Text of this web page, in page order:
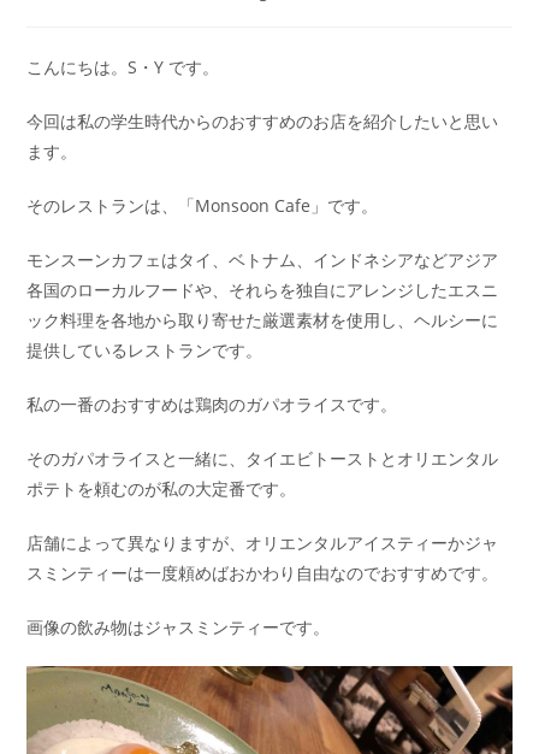
こんにちは。S・Y です。
今回は私の学生時代からのおすすめのお店を紹介したいと思い
ます。
そのレストランは、「Monsoon Cafe」です。
モンスーンカフェはタイ、ベトナム、インドネシアなどアジア
各国のローカルフードや、それらを独自にアレンジしたエスニ
ック料理を各地から取り寄せた厳選素材を使用し、ヘルシーに
提供しているレストランです。
私の一番のおすすめは鶏肉のガパオライスです。
そのガパオライスと一緒に、タイエビトーストとオリエンタル
ポテトを頼むのが私の大定番です。
店舗によって異なりますが、オリエンタルアイスティーかジャ
スミンティーは一度頼めばおかわり自由なのでおすすめです。
画像の飲み物はジャスミンティーです。